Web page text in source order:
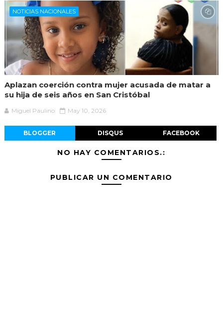
NOTICIAS NACIONALES
Aplazan coerción contra mujer acusada de matar a
su hija de seis años en San Cristóbal
Miguel Paulino May 10, 2026
BLOGGER DISQUS FACEBOOK
NO HAY COMENTARIOS.:
PUBLICAR UN COMENTARIO